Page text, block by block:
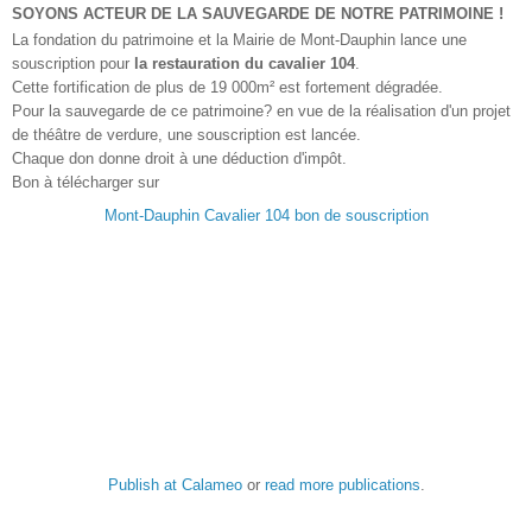
SOYONS ACTEUR DE LA SAUVEGARDE DE NOTRE PATRIMOINE !
La fondation du patrimoine et la Mairie de Mont-Dauphin lance une
souscription pour la restauration du cavalier 104.
Cette fortification de plus de 19 000m² est fortement dégradée.
Pour la sauvegarde de ce patrimoine? en vue de la réalisation d'un projet
de théâtre de verdure, une souscription est lancée.
Chaque don donne droit à une déduction d'impôt.
Bon à télécharger sur
Mont-Dauphin Cavalier 104 bon de souscription
Publish at Calameoor read more publications.